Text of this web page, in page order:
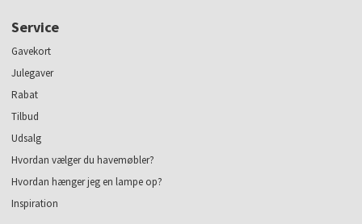
Service
Gavekort
Julegaver
Rabat
Tilbud
Udsalg
Hvordan vælger du havemøbler?
Hvordan hænger jeg en lampe op?
Inspiration